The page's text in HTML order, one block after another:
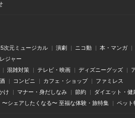
次元ミュージカル 演劇 ニコ動 本・マンガ
ジャー
混雑対策 テレビ・映画 ディズニーグッズ
コンビニ カフェ・ショップ ファミレス
け マナー・身だしなみ 節約 ダイエット・健
〜シェアしたくなる〜 至福な体験・旅特集 ペット